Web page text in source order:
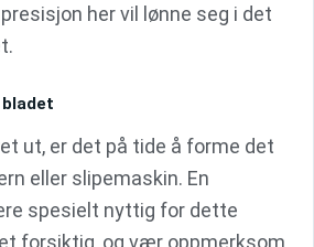
her vil lønne seg i det
ut, er det på tide å forme det
eller slipemaskin. En
spesielt nyttig for dette
forsiktig, og vær oppmerksom